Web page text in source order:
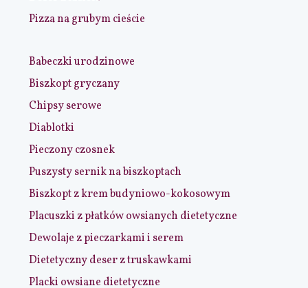
Pizza na grubym cieście
Babeczki urodzinowe
Biszkopt gryczany
Chipsy serowe
Diablotki
Pieczony czosnek
Puszysty sernik na biszkoptach
Biszkopt z krem budyniowo-kokosowym
Placuszki z płatków owsianych dietetyczne
Dewolaje z pieczarkami i serem
Dietetyczny deser z truskawkami
Placki owsiane dietetyczne